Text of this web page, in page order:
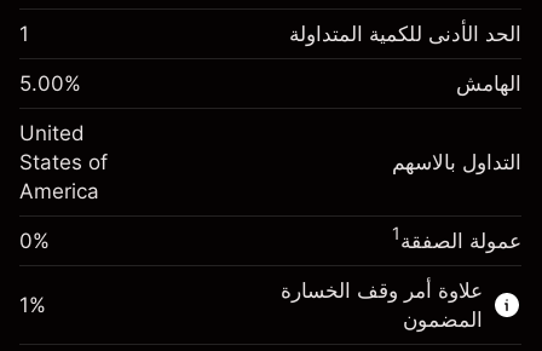
الهامش. استثمارك $1,000.00
-0.02154
%
(-$4.31)
المال من الرافعة المالية ~
الذهاب إلى المنصة
الهامش. استثمارك $1,000.00
-0.000682
%
(-$0.14)
المال من الرافعة المالية ~$19,000.00
الذهاب إلى المنصة
الحد الأدنى للكمية المتداولة 1
الهامش 5.00%
التداول بالاسهم
United
States of
America
عمولة الصفقة1
0%
علاوة أمر وقف الخسارة
المضمون
1%